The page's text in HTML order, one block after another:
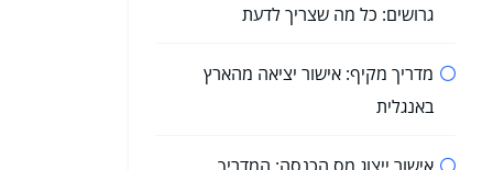
גרושים: כל מה שצריך לדעת
מדריך מקיף: אישור יציאה מהארץ
באנגלית